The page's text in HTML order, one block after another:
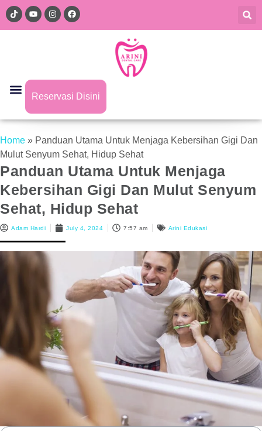
Reservasi Disini
Home » Panduan Utama Untuk Menjaga Kebersihan Gigi Dan
Mulut Senyum Sehat, Hidup Sehat
Panduan Utama Untuk Menjaga
Kebersihan Gigi Dan Mulut Senyum
Sehat, Hidup Sehat
Adam Hardi July 4, 2024 7:57 am Arini Edukasi